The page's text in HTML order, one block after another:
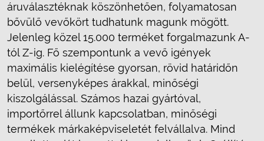
áruválasztéknak köszönhetően, folyamatosan
bővülő vevőkört tudhatunk magunk mögött.
Jelenleg közel 15.000 terméket forgalmazunk A-
tól Z-ig. Fő szempontunk a vevő igények
maximális kielégítése gyorsan, rövid határidőn
belül, versenyképes árakkal, minőségi
kiszolgálással. Számos hazai gyártóval,
importőrrel állunk kapcsolatban, minőségi
termékek márkaképviseletét felvállalva. Mind